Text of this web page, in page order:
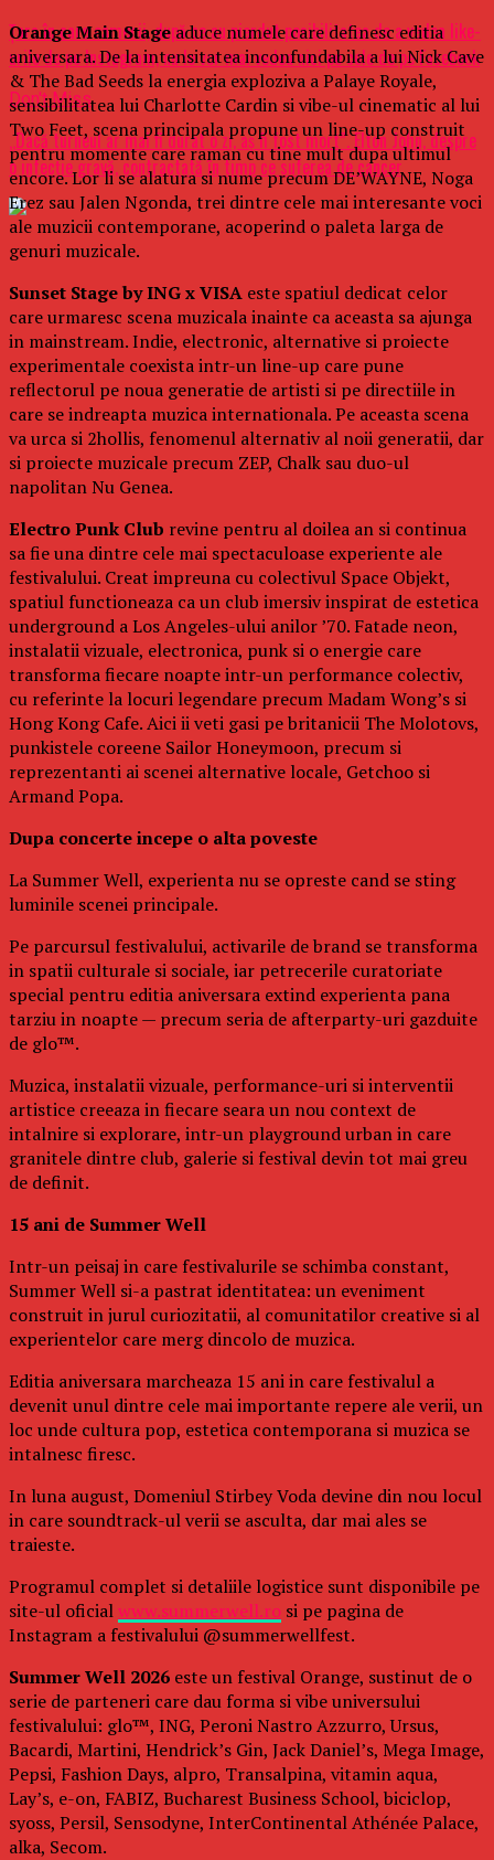
Ţara în care oamenii, după ce au pierdut posibilitatea de a vedea like-
urile de pe Instagram, nu le vor mai vedea nici pe cele de pe Facebook
Don't Miss
„Dacă turneul ar mai fi durat o zi, aş fi fost mort”. Elton John, despre
o infecţie gravă, contractată în timp ce suferea de cancer
Orange Main Stageaduce numele care definesc editia
aniversara. De la intensitatea inconfundabila a lui Nick Cave
& The Bad Seeds la energia exploziva a Palaye Royale,
sensibilitatea lui Charlotte Cardin si vibe-ul cinematic al lui
Two Feet, scena principala propune un line-up construit
pentru momente care raman cu tine mult dupa ultimul
encore. Lor li se alatura si nume precum DE’WAYNE, Noga
Erez sau Jalen Ngonda, trei dintre cele mai interesante voci
ale muzicii contemporane, acoperind o paleta larga de
genuri muzicale.
Sunset Stage by ING x VISA este spatiul dedicat celor
care urmaresc scena muzicala inainte ca aceasta sa ajunga
in mainstream. Indie, electronic, alternative si proiecte
experimentale coexista intr-un line-up care pune
reflectorul pe noua generatie de artisti si pe directiile in
care se indreapta muzica internationala. Pe aceasta scena
va urca si 2hollis, fenomenul alternativ al noii generatii, dar
si proiecte muzicale precum ZEP, Chalk sau duo-ul
napolitan Nu Genea.
Electro Punk Club revine pentru al doilea an si continua
sa fie una dintre cele mai spectaculoase experiente ale
festivalului. Creat impreuna cu colectivul Space Objekt,
spatiul functioneaza ca un club imersiv inspirat de estetica
underground a Los Angeles-ului anilor ’70. Fatade neon,
instalatii vizuale, electronica, punk si o energie care
transforma fiecare noapte intr-un performance colectiv,
cu referinte la locuri legendare precum Madam Wong’s si
Hong Kong Cafe. Aici ii veti gasi pe britanicii The Molotovs,
punkistele coreene Sailor Honeymoon, precum si
reprezentanti ai scenei alternative locale, Getchoo si
Armand Popa.
Dupa concerte incepe o alta poveste
La Summer Well, experienta nu se opreste cand se sting
luminile scenei principale.
Pe parcursul festivalului, activarile de brand se transforma
in spatii culturale si sociale, iar petrecerile curatoriate
special pentru editia aniversara extind experienta pana
tarziu in noapte — precum seria de afterparty-uri gazduite
de glo™.
Muzica, instalatii vizuale, performance-uri si interventii
artistice creeaza in fiecare seara un nou context de
intalnire si explorare, intr-un playground urban in care
granitele dintre club, galerie si festival devin tot mai greu
de definit.
15 ani de Summer Well
Intr-un peisaj in care festivalurile se schimba constant,
Summer Well si-a pastrat identitatea: un eveniment
construit in jurul curiozitatii, al comunitatilor creative si al
experientelor care merg dincolo de muzica.
Editia aniversara marcheaza 15 ani in care festivalul a
devenit unul dintre cele mai importante repere ale verii, un
loc unde cultura pop, estetica contemporana si muzica se
intalnesc firesc.
In luna august, Domeniul Stirbey Voda devine din nou locul
in care soundtrack-ul verii se asculta, dar mai ales se
traieste.
Programul complet si detaliile logistice sunt disponibile pe
site-ul oficialwww.summerwell.ro si pe pagina de
Instagram a festivalului @summerwellfest.
Summer Well 2026 este un festival Orange, sustinut de o
serie de parteneri care dau forma si vibe universului
festivalului: glo™, ING, Peroni Nastro Azzurro, Ursus,
Bacardi, Martini, Hendrick’s Gin, Jack Daniel’s, Mega Image,
Pepsi, Fashion Days, alpro, Transalpina, vitamin aqua,
Lay’s, e-on, FABIZ, Bucharest Business School, biciclop,
syoss, Persil, Sensodyne, InterContinental Athénée Palace,
alka, Secom.